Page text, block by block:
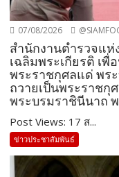
07/08/2026
สำนักงานตำรวจแ
เฉลิมพระเกียรติ เ
พระราชกุศลแด่ พร
ถวายเป็นพระราชกุ
พระบรมราชินีนาถ
Post Views: 17 ส...
ข่าวประชาสัมพันธ์